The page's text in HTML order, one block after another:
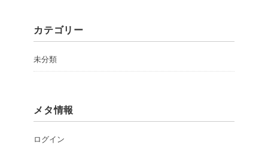
カテゴリー
未分類
メタ情報
ログイン